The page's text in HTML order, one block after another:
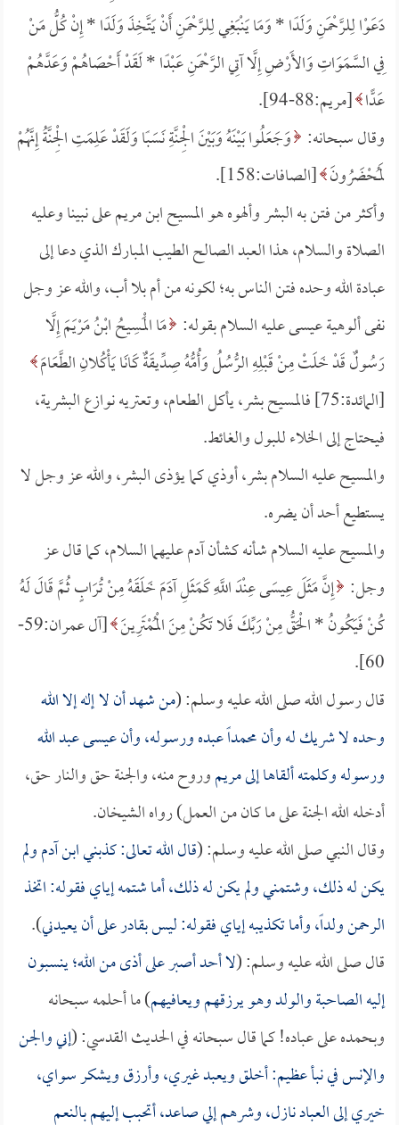
دَعَوْا لِلرَّحْمَنِ وَلَدًا *وَمَا يَنْبَغِي لِلرَّحْمَنِ أَنْ يَتَّخِذَ وَلَدًا *إِنْ كُلُّ مَنْ
فِي السَّمَوَاتِ وَالأَرْضِ إِلَّا آتِي الرَّحْمَنِ عَبْدًا *لَقَدْ أَحْصَاهُمْ وَعَدَّهُمْ
عَدًّا [مريم:88-94].
وقال سبحانه: وَجَعَلُوا بَيْنَهُ وَبَيْنَ الْجِنَّةِ نَسَبًا وَلَقَدْ عَلِمَتِ الْجِنَّةُ إِنَّهُمْ
لَمُحْضَرُونَ [الصافات:158].
وأكثر من فتن به البشر وألهوه هو المسيح ابن مريم على نبينا وعليه
الصلاة والسلام، هذا العبد الصالح الطيب المبارك الذي دعا إلى
عبادة الله وحده فتن الناس به؛ لكونه من أم بلا أب، والله عز وجل
نفى ألوهية عيسى عليه السلام بقوله: مَا الْمَسِيحُ ابْنُ مَرْيَمَ إِلَّا
رَسُولٌ قَدْ خَلَتْ مِنْ قَبْلِهِ الرُّسُلُ وَأُمُّهُ صِدِّيقَةٌ كَانَا يَأْكُلانِ الطَّعَامَ
[المائدة:75] فالمسيح بشر، يأكل الطعام، وتعتريه نوازع البشرية،
فيحتاج إلى الخلاء للبول والغائط.
والمسيح عليه السلام بشر، أوذي كما يؤذى البشر، والله عز وجل لا
يستطيع أحد أن يضره.
والمسيح عليه السلام شأنه كشأن آدم عليهما السلام، كما قال عز
وجل: إِنَّ مَثَلَ عِيسَى عِنْدَ اللَّهِ كَمَثَلِ آدَمَ خَلَقَهُ مِنْ تُرَابٍ ثُمَّ قَالَ لَهُ
كُنْ فَيَكُونُ *الْحَقُّ مِنْ رَبِّكَ فَلا تَكُنْ مِنَ الْمُمْتَرِينَ
[آل عمران:59-
60].
قال رسول الله صلى الله عليه وسلم: (من شهد أن لا إله إلا الله
وحده لا شريك له وأن محمداً عبده ورسوله، وأن عيسى عبد الله
ورسوله وكلمته ألقاها إلىمريموروح منه، والجنة حق والنار حق،
أدخله الله الجنة على ما كان من العمل) رواه الشيخان.
وقال النبي صلى الله عليه وسلم: (قال الله تعالى: كذبني ابن آدم ولم
يكن له ذلك، وشتمني ولم يكن له ذلك، أما شتمه إياي فقوله: اتخذ
الرحمن ولداً، وأما تكذيبه إياي فقوله: ليس بقادر على أن يعيدني).
قال صلى الله عليه وسلم: (لا أحد أصبر على أذى من الله؛ ينسبون
إليه الصاحبة والولد وهو يرزقهم ويعافيهم) ما أحلمه سبحانه
وبحمده على عباده! كما قال سبحانه في الحديث القدسي: (إني والجن
والإنس في نبأ عظيم: أخلق ويعبد غيري، وأرزق ويشكر سواي،
خيري إلى العباد نازل، وشرهم إلي صاعد، أتحبب إليهم بالنعم